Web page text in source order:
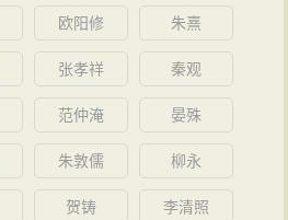
欧阳修 朱熹
张孝祥 秦观
范仲淹 晏殊
朱敦儒 柳永
贺铸 李清照